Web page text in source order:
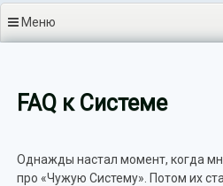
Меню
FAQ к Системе
Однажды настал момент, когда
про «Чужую Систему». Потом их